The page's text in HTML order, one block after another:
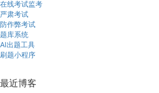
在线考试监考
严肃考试
防作弊考试
题库系统
AI出题工具
刷题小程序
最近博客